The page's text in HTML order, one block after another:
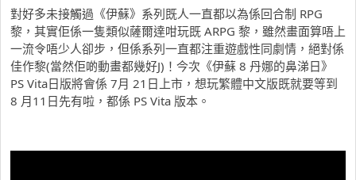
對好多未接觸過《伊蘇》系列既人一直都以為係回合制 RPG
黎，其實佢係一隻類似薩爾達咁玩既 ARPG 黎，雖然畫面算唔上
一流令唔少人卻步，但係系列一直都注重遊戲性同劇情，絕對係
佳作黎(當然佢啲動畫都幾好J)！今次《伊蘇 8 丹娜的鼻涕日》
PS Vita日版將會係 7月 21日上市，想玩繁體中文版既就要等到
8 月11日先有啦，都係 PS Vita 版本。